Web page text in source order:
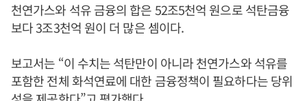
천연가스와 석유 금융의 합은 52조5천억 원으로 석탄금융
보다 3조3천억 원이 더 많은 셈이다.
보고서는 “이 수치는 석탄만이 아니라 천연가스와 석유를
포함한 전체 화석연료에 대한 금융정책이 필요하다는 당위